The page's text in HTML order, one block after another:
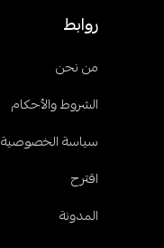
روابط
من نحن
الشروط والأحكام
سياسة الخصوصية
اقترح
المدونة